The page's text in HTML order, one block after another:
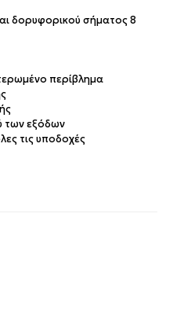
δορυφορικού σήματος 8
περίβλημα
των εξόδων
τις υποδοχές